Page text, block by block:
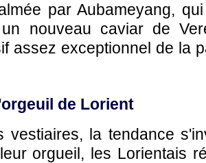
par Aubameyang,
un nouveau caviar de
assez exceptionnel de la
de Lorient
vestiaires, la tendance
orgueil, les Lorientais